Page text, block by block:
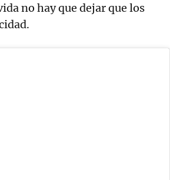
no hay que dejar que los